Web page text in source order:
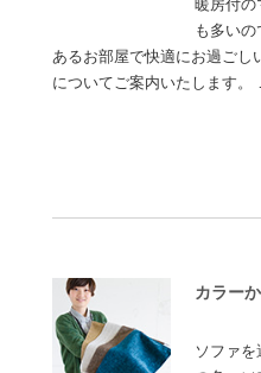
暖房付の
も多い
あるお部屋で快適にお過ごし
についてご案内いたします
カラー
ソファ